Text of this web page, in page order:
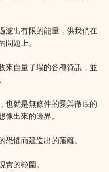
濾出有限的能量，供我們在
題上。
來自量子場的各種資訊，並
也就是無條件的愛與徹底的
出來的邊界。
懼而建造出的藩籬。
的範圍。